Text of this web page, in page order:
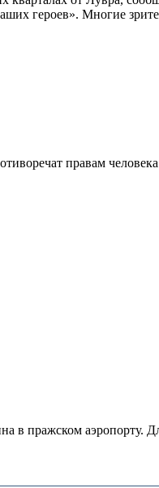
героев». Многие
правам
в пражском аэропорту.